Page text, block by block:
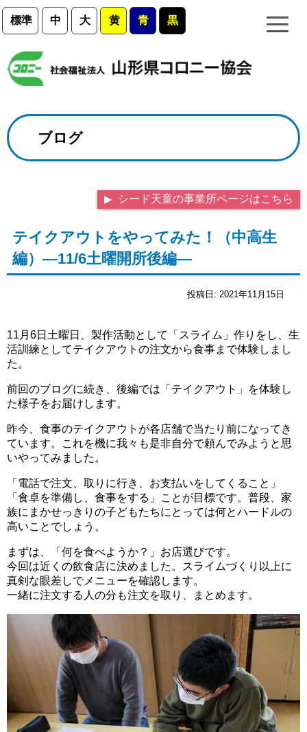
標準 中 大 黄 青 黒
ブログ
シード天童の事業所ページはこちら
テイクアウトをやってみた！（中高生
編）―11/6土曜開所後編―
投稿日: 2021年11月15日
11月6日土曜日、製作活動として「スライム」作りをし、生
活訓練としてテイクアウトの注文から食事まで体験しまし
た。
前回のブログに続き、後編では「テイクアウト」を体験し
た様子をお届けします。
昨今、食事のテイクアウトが各店舗で当たり前になってき
ています。これを機に我々も是非自分で頼んでみようと思
いやってみました。
「電話で注文、取りに行き、お支払いをしてくること」
「食卓を準備し、食事をする」ことが目標です。普段、家
族にまかせっきりの子どもたちにとっては何とハードルの
高いことでしょう。
まずは、「何を食べようか？」お店選びです。
今回は近くの飲食店に決めました。スライムづくり以上に
真剣な眼差しでメニューを確認します。
一緒に注文する人の分も注文を取り、まとめます。